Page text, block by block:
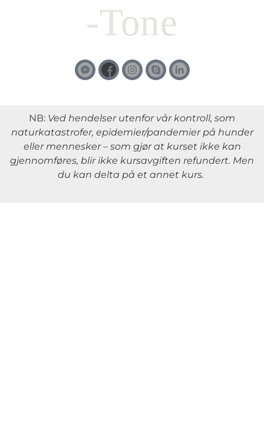
-Tone
NB: Ved hendelser utenfor vår kontroll, som
naturkatastrofer, epidemier/pandemier på hunder
eller mennesker – som gjør at kurset ikke kan
gjennomføres, blir ikke kursavgiften refundert. Men
du kan delta på et annet kurs.